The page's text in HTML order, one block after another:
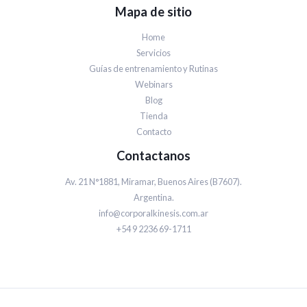
Mapa de sitio
Home
Servicios
Guías de entrenamiento y Rutinas
Webinars
Blog
Tienda
Contacto
Contactanos
Av. 21 N°1881, Miramar, Buenos Aires (B7607).
Argentina.
info@corporalkinesis.com.ar
+54 9 2236 69-1711